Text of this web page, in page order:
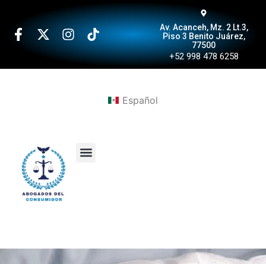
Av. Acanceh, Mz. 2 Lt.3,
Piso 3 Benito Juárez,
77500
+52 998 478 6258
Español